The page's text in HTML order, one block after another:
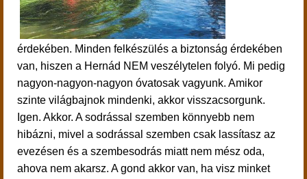
érdekében. Minden felkészülés a biztonság érdekében
van, hiszen a Hernád NEM veszélytelen folyó. Mi pedig
nagyon-nagyon-nagyon óvatosak vagyunk. Amikor
szinte világbajnok mindenki, akkor visszacsorgunk.
Igen. Akkor. A sodrással szemben könnyebb nem
hibázni, mivel a sodrással szemben csak lassítasz az
evezésen és a szembesodrás miatt nem mész oda,
ahova nem akarsz. A gond akkor van, ha visz minket